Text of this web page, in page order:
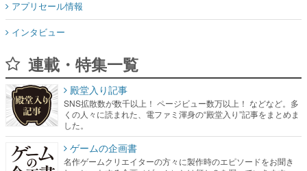
アプリセール情報
インタビュー
連載・特集一覧
殿堂入り記事
SNS拡散数が数千以上！ ページビュー数万以上！ などなど。多
くの人々に読まれた、電ファミ渾身の“殿堂入り”記事をまとめま
した。
ゲームの企画書
名作ゲームクリエイターの方々に製作時のエピソードをお聞き